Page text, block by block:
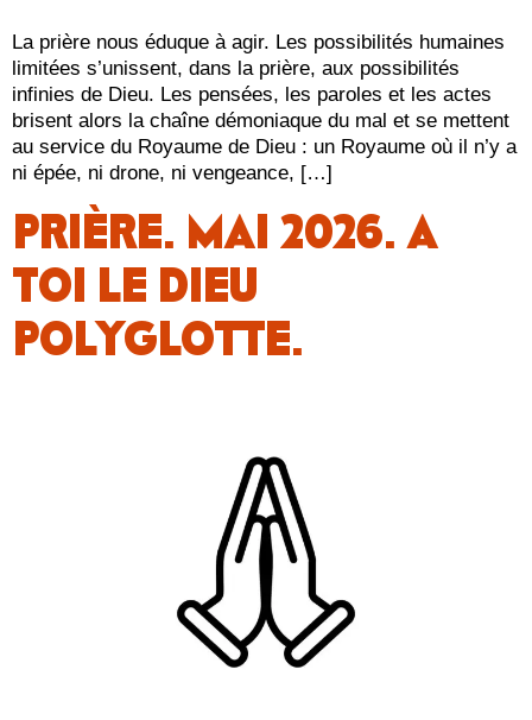
La prière nous éduque à agir. Les possibilités humaines
limitées s’unissent, dans la prière, aux possibilités
infinies de Dieu. Les pensées, les paroles et les actes
brisent alors la chaîne démoniaque du mal et se mettent
au service du Royaume de Dieu : un Royaume où il n’y a
ni épée, ni drone, ni vengeance, […]
PRIÈRE. MAI 2026. A
TOI LE DIEU
POLYGLOTTE.